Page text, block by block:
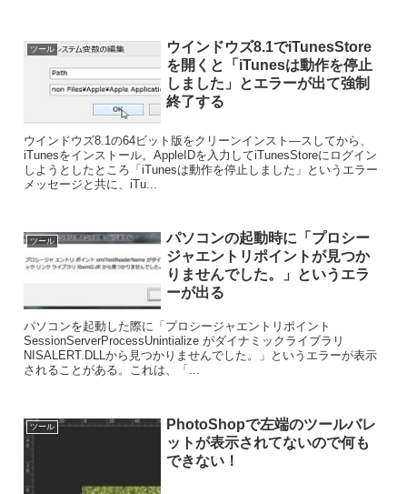
ツール
ウインドウズ8.1でiTunesStore
を開くと「iTunesは動作を停止
しました」とエラーが出て強制
終了する
ウインドウズ8.1の64ビット版をクリーンインスト―スしてから、
iTunesをインストール。AppleIDを入力してiTunesStoreにログイン
しようとしたところ「iTunesは動作を停止しました」というエラー
メッセージと共に、iTu...
ツール
パソコンの起動時に「プロシー
ジャエントリポイントが見つか
りませんでした。」というエラ
ーが出る
パソコンを起動した際に「プロシージャエントリポイント
SessionServerProcessUnintialize がダイナミックライブラリ
NISALERT.DLLから見つかりませんでした。」というエラーが表示
されることがある。これは、「...
ツール
PhotoShopで左端のツールバレ
ットが表示されてないので何も
できない！